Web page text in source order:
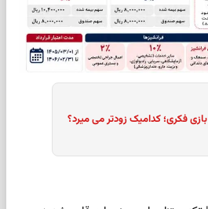
بازی فکری؛ کدامیک زودتر می میرد؟